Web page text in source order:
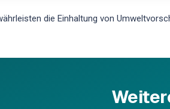
die Einhaltung von